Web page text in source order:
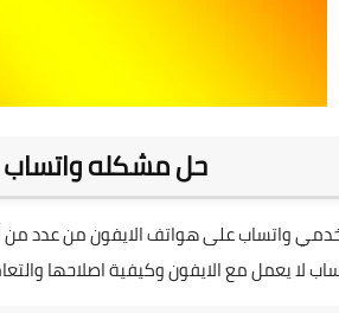
حل مشكله واتساب
واتساب على هواتف الايفون من عدد
لا يعمل مع الايفون وكيفية اصلاحها